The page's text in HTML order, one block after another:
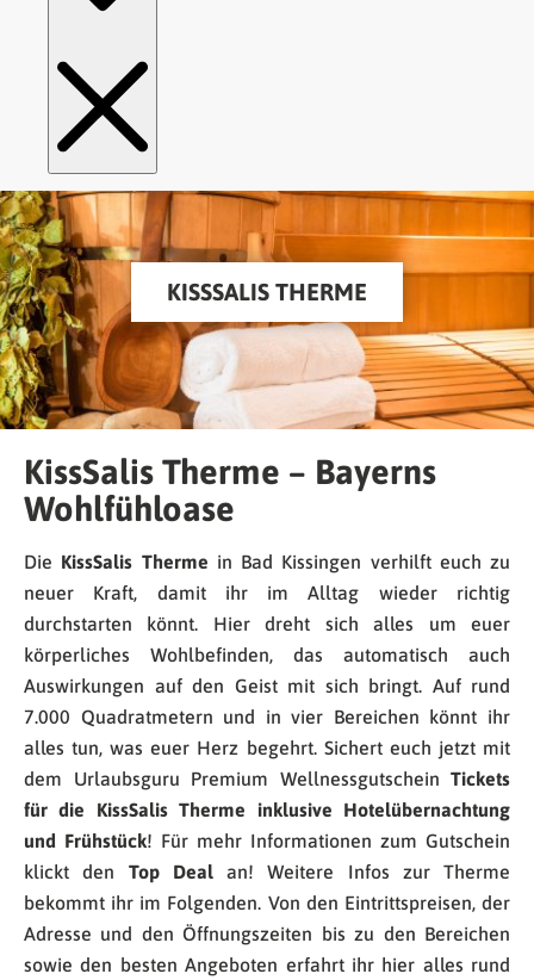
KISSSALIS THERME
KissSalis Therme – Bayerns
Wohlfühloase
Die KissSalis Therme in Bad Kissingen verhilft euch zu
neuer Kraft, damit ihr im Alltag wieder richtig
durchstarten könnt. Hier dreht sich alles um euer
körperliches Wohlbefinden, das automatisch auch
Auswirkungen auf den Geist mit sich bringt. Auf rund
7.000 Quadratmetern und in vier Bereichen könnt ihr
alles tun, was euer Herz begehrt. Sichert euch jetzt mit
dem Urlaubsguru Premium Wellnessgutschein Tickets
für die KissSalis Therme inklusive Hotelübernachtung
und Frühstück! Für mehr Informationen zum Gutschein
klickt den Top Dealan! Weitere Infos zur Therme
bekommt ihr im Folgenden. Von den Eintrittspreisen, der
Adresse und den Öffnungszeiten bis zu den Bereichen
sowie den besten Angeboten erfahrt ihr hier alles rund